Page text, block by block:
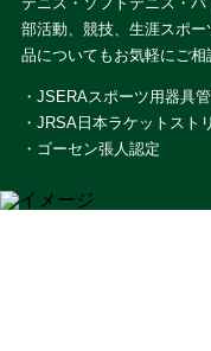
部活動、競技、生涯スポ
品についてもお気軽にご相
・JSERAスポーツ用器具
・JRSA日本ラケットスト
・ゴーセン張人認定